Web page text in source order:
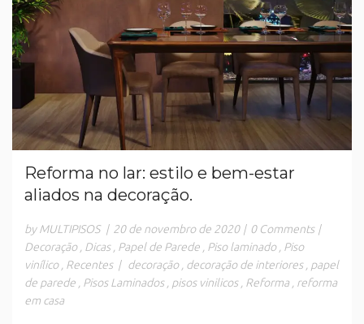
Reforma no lar: estilo e bem-estar
aliados na decoração.
by MULTIPISOS | 20 de novembro de 2020 | 0 Comments |
Decoração
Dicas Papel de Parede Piso laminado
Piso
vinílico
Recentes | decoração decoração de interiores
papel
de parede
Pisos Laminados pisos vinilicos Reforma
reforma
em casa